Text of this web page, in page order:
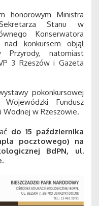
honorowym Ministra
Stanu w
Konserwatora
konkursem objął
Przyrody, natomiast
3 Rzeszów i Gazeta
pokonkursowej
Fundusz
Wodnej w Rzeszowie.
do 15 października
pocztowego) na
BdPN, ul.